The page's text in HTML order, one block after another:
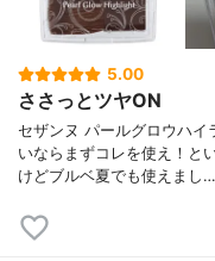
5.00
ささっとツヤON
セザンヌ パールグロウハイ
いならまずコレを使え！と
けどブルベ夏でも使えまし…